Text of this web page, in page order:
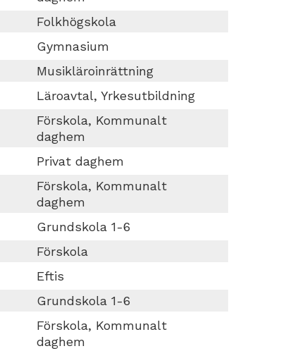
Folkhögskola
Gymnasium
Musikläroinrättning
Läroavtal, Yrkesutbildning
Förskola, Kommunalt
daghem
Privat daghem
Förskola, Kommunalt
daghem
Grundskola 1-6
Förskola
Eftis
Grundskola 1-6
Förskola, Kommunalt
daghem